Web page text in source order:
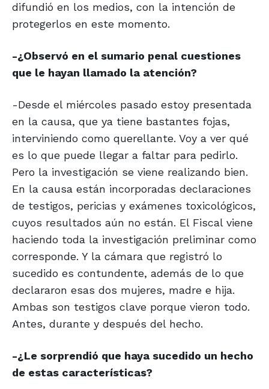
difundió en los medios, con la intención de
protegerlos en este momento.
-¿Observó en el sumario penal cuestiones
que le hayan llamado la atención?
-Desde el miércoles pasado estoy presentada
en la causa, que ya tiene bastantes fojas,
interviniendo como querellante. Voy a ver qué
es lo que puede llegar a faltar para pedirlo.
Pero la investigación se viene realizando bien.
En la causa están incorporadas declaraciones
de testigos, pericias y exámenes toxicológicos,
cuyos resultados aún no están. El Fiscal viene
haciendo toda la investigación preliminar como
corresponde. Y la cámara que registró lo
sucedido es contundente, además de lo que
declararon esas dos mujeres, madre e hija.
Ambas son testigos clave porque vieron todo.
Antes, durante y después del hecho.
-¿Le sorprendió que haya sucedido un hecho
de estas características?